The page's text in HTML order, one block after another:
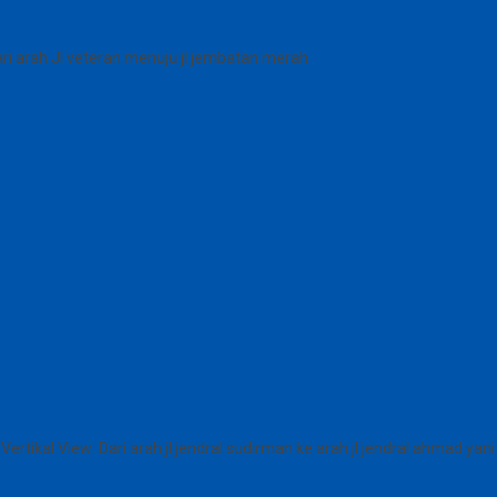
arah JI veteran menuju jl jembatan merah
View: Dari arah jl jendral sudirman ke arah jl jendral ahmad yani